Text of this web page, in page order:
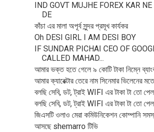
IND GOVT MUJHE FOREX KAR
DE
কাঁচা এর মালা অপূর্ব সুন্দর প্রমূখ কার্যকর
Oh DESI GIRL I AM DESI BOY
IF SUNDAR PICHAI CEO OF
CALLED MAHAD...
আমার ভক্ত হতে গেলে ৯ কোটি টাকা নিম্নে
আমার ক্যারেক্টার তেরে নাম সিনেমার ভিলেনের
বলছি সেবি, ডট, ট্রাই WIFI এর টাকা টা তো
বলছি সেবি, ডট, ট্রাই WIFI এর টাকা টা তো
জিএসটি ওলাও মেরা কমিউনিকেশন কোম্পানি
আসছে shemarro টিভি